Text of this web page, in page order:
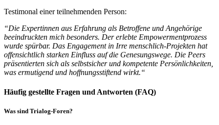
Testimonal einer teilnehmenden Person:
“Die Expertinnen aus Erfahrung als Betroffene und Angehörige
beeindruckten mich besonders. Der erlebte Empowermentprozess
wurde spürbar. Das Engagement in Irre menschlich-Projekten hat
offensichtlich starken Einfluss auf die Genesungswege. Die Peers
präsentierten sich als selbstsicher und kompetente Persönlichkeiten,
was ermutigend und hoffnungsstiftend wirkt.“
Häufig gestellte Fragen und Antworten (FAQ)
Was sind Trialog-Foren?